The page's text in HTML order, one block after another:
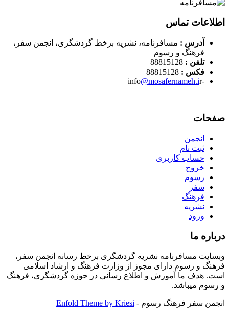
اطلاعات تماس
آدرس : مسافرنامه، نشریه برخط گردشگری، انجمن سفر،
فرهنگ و رسوم
تلفن :
فکس :
-info
@mosafernameh.ir
صفحات
انجمن
ثبت نام
حساب کاربری
خروج
رسوم
سفر
فرهنگ
نشریه
ورود
درباره ما
وبسایت مسافرنامه نشریه گردشگری برخط رسانه انجمن سفر،
فرهنگ و رسوم دارای مجوز از وزارت فرهنگ و ارشاد اسلامی
است. هدف ما آموزش و اطلاع رسانی در حوزه گردشگری، فرهنگ
و رسوم میباشد.
انجمن سفر فرهنگ رسوم - Enfold Theme by Kriesi